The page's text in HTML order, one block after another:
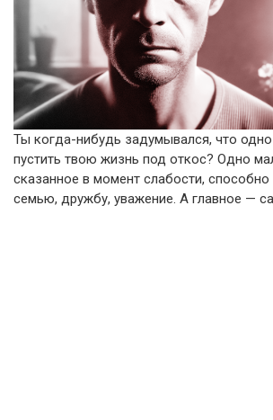
Ты когда-нибудь задумывался, что
пустить твою жизнь под откос? Одно
сказанное в момент слабости, способно
семью, дружбу, уважение. А главное —